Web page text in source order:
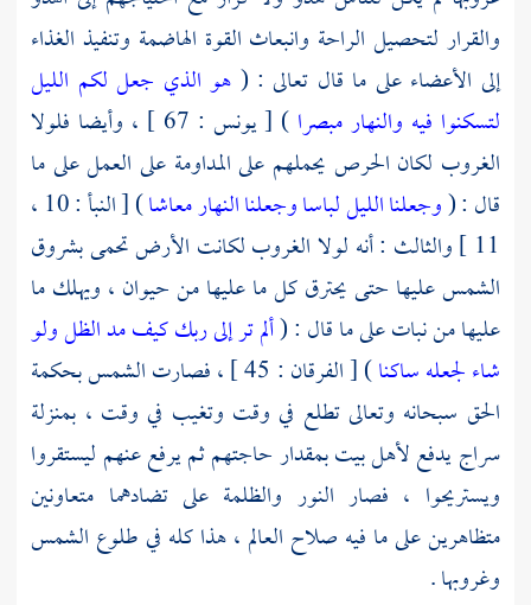
والقرار لتحصيل الراحة وانبعاث القوة الهاضمة وتنفيذ الغذاء
إلى الأعضاء على ما قال تعالى : ( هو الذي جعل لكم الليل
لتسكنوا فيه والنهار مبصرا
) [ يونس : 67 ] ، وأيضا فلولا
الغروب لكان الحرص يحملهم على المداومة على العمل على ما
قال : (وجعلنا الليل لباساوجعلنا النهار معاشا
) [ النبأ : 10 ،
11 ] والثالث : أنه لولا الغروب لكانت الأرض تحمى بشروق
الشمس عليها حتى يحترق كل ما عليها من حيوان ، ويهلك ما
عليها من نبات على ما قال : (ألم تر إلى ربك كيف مد الظل ولو
شاء لجعله ساكنا
) [ الفرقان : 45 ] ، فصارت الشمس بحكمة
الحق سبحانه وتعالى تطلع في وقت وتغيب في وقت ، بمنزلة
سراج يدفع لأهل بيت بمقدار حاجتهم ثم يرفع عنهم ليستقروا
ويستريحوا ، فصار النور والظلمة على تضادهما متعاونين
متظاهرين على ما فيه صلاح العالم ، هذا كله في طلوع الشمس
وغروبها .